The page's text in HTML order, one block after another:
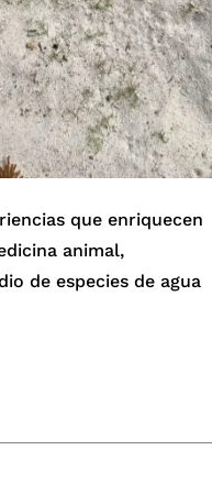
que enriquecen
animal,
de especies de agua